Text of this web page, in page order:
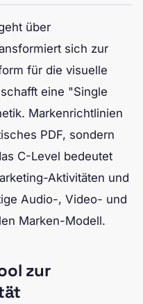
über
sich zur
für die visuelle
eine "Single
Markenrichtlinien
PDF, sondern
C-Level bedeutet
Aktivitäten und
Audio-, Video- und
Marken-Modell.
zur